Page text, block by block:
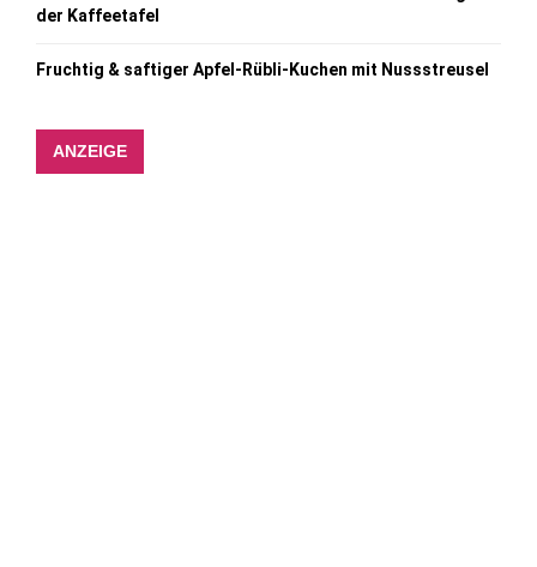
der Kaffeetafel
Fruchtig & saftiger Apfel-Rübli-Kuchen mit Nussstreusel
ANZEIGE